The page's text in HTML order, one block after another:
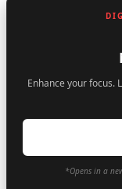
Enhance your focus.
*Opens in a